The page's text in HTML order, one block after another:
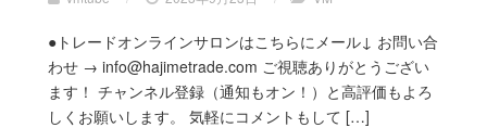
●トレードオンラインサロンはこちらにメール↓ お問い合
わせ → info@hajimetrade.com ご視聴ありがとうござい
ます！ チャンネル登録（通知もオン！）と高評価もよろ
しくお願いします。 気軽にコメントもして […]